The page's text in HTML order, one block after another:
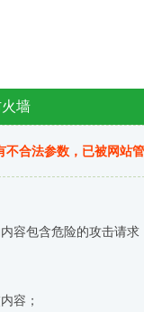
墙
不合法参数，已被网站
容包含危险的攻击请求
容；